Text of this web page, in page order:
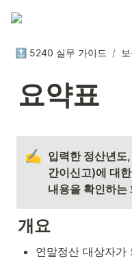
🔝 5240 실무 가이드 /
요약표
✍️ 입력한 정산년
간이신고)에 대
내용을 확인하는
개요
연말정산 대상자가